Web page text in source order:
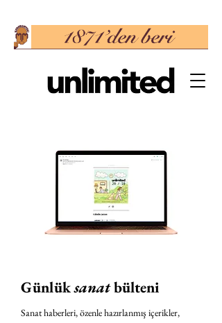
Günlüksanatbülteni
Sanat haberleri, özenle hazırlanmış içerikler,